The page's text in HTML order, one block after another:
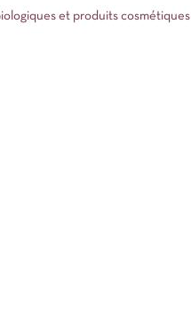
et produits cosmétiques